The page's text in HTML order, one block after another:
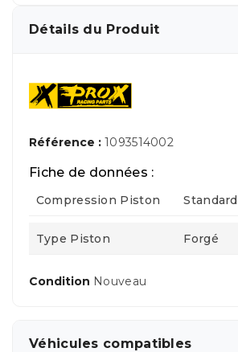
Détails du Produit
Référence : 1093514002
Fiche de données :
Compression Piston Standard
Type Piston Forgé
Condition Nouveau
Véhicules compatibles